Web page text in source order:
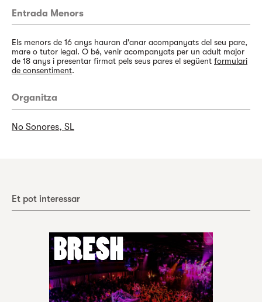
Entrada Menors
Els menors de 16 anys hauran d'anar acompanyats del seu pare,
mare o tutor legal. O bé, venir acompanyats per un adult major
de 18 anys i presentar firmat pels seus pares el següent formulari
de consentiment.
Organitza
No Sonores, SL
Et pot interessar